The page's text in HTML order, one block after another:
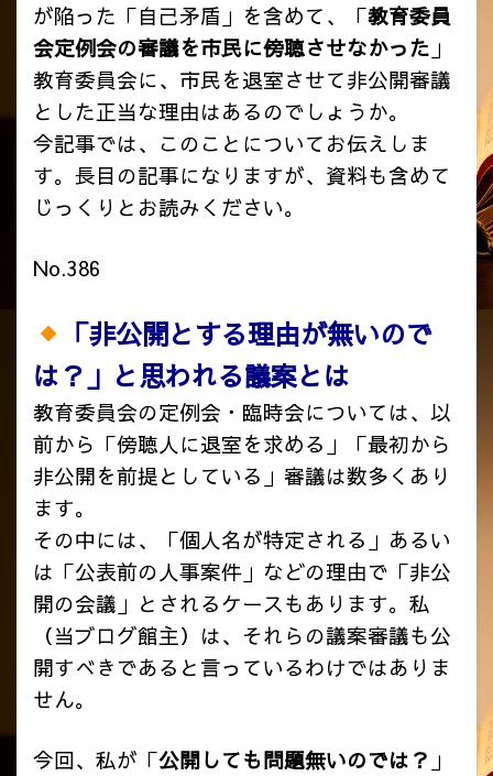
が陥った「自己矛盾」を含めて、
「教育委員
会定例会の審議を市民に傍聴させなかった 」
教育委員会に、市民を退室させて非公開審議
とした正当な理由はあるのでしょうか。
今記事では、このことについてお伝えしま
す。長目の記事になりますが、資料も含めて
じっくりとお読みください。
No.386
「非公開とする理由が無いので
は？」と思われる議案とは
教育委員会の定例会・臨時会については、以
前から「傍聴人に退室を求める」「最初から
非公開を前提としている」審議は数多くあり
ます。
その中には、「個人名が特定される」あるい
は「公表前の人事案件」などの理由で「非公
開の会議」とされるケースもあります。私
（当ブログ館主）は、それらの議案審議も公
開すべきであると言っているわけではありま
せん。
今回、私が「公開しても問題無いのでは？ 」